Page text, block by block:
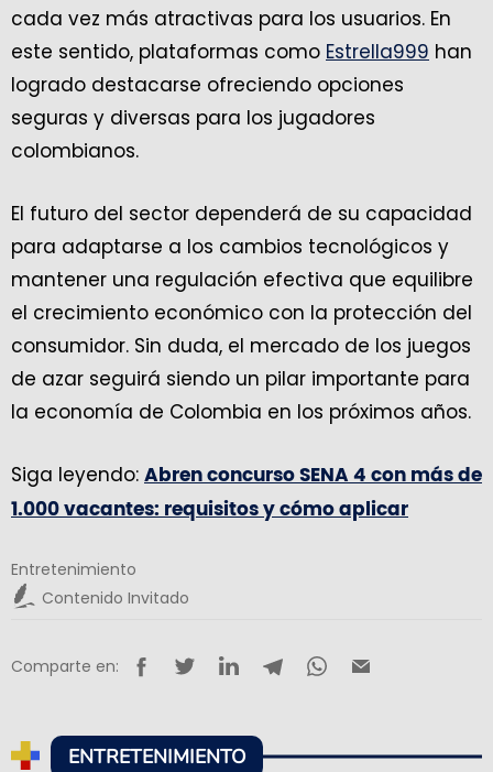
cada vez más atractivas para los usuarios. En
este sentido, plataformas como Estrella999 han
logrado destacarse ofreciendo opciones
seguras y diversas para los jugadores
colombianos.
El futuro del sector dependerá de su capacidad
para adaptarse a los cambios tecnológicos y
mantener una regulación efectiva que equilibre
el crecimiento económico con la protección del
consumidor. Sin duda, el mercado de los juegos
de azar seguirá siendo un pilar importante para
la economía de Colombia en los próximos años.
Siga leyendo: Abren concurso SENA 4 con más de
1.000 vacantes: requisitos y cómo aplicar
Entretenimiento
Contenido Invitado
Comparte en:
ENTRETENIMIENTO